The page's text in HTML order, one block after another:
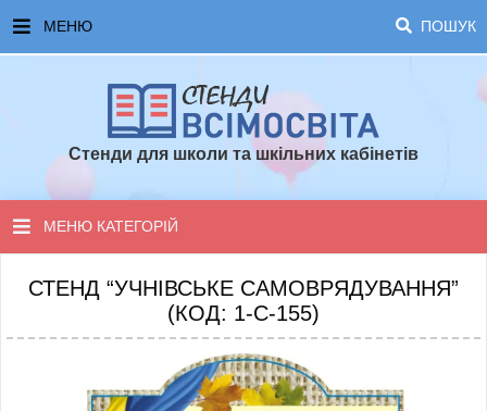
МЕНЮ ПОШУК
ЧАСТІ ЗАПИТАННЯ ТА ВІДПОВІДІ
ТОПОВІ ПРОПОЗИЦІЇ
Стенди для школи та шкільних кабінетів
МЕНЮ КАТЕГОРІЙ
СТЕНДИ ДЛЯ НУШ
СТЕНДИ ДЛЯ ПОЧАТКОВОЇ ШКОЛИ
СТЕНДИ ДЛЯ КАБІНЕТІВ
СТЕНД “УЧНІВСЬКЕ САМОВРЯДУВАННЯ”
(КОД: 1-С-155)